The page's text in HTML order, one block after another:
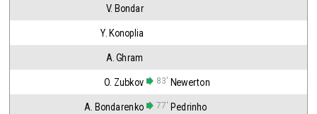
V. Bondar
Y. Konoplia
A. Ghram
O. Zubkov 83' Newerton
A. Bondarenko 77' Pedrinho